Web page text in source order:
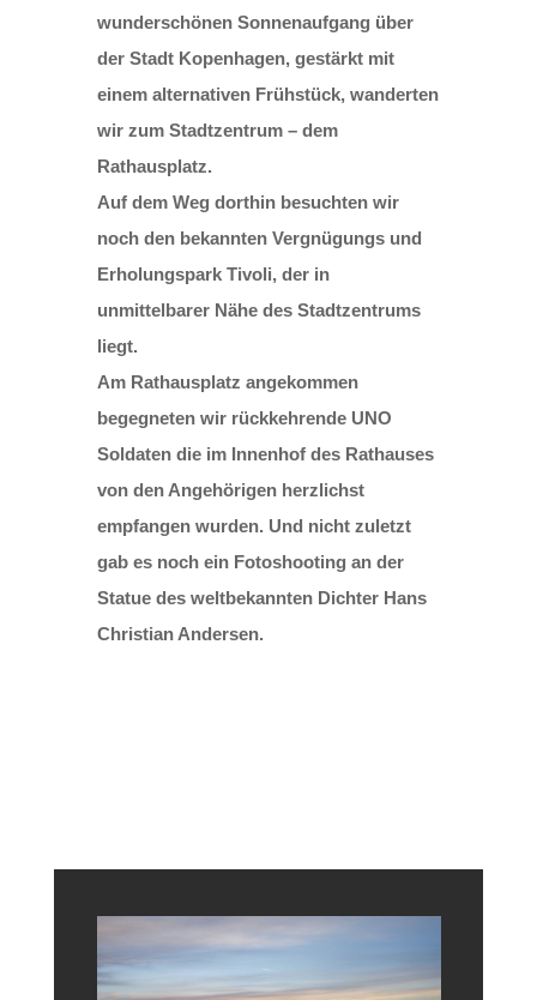
wunderschönen Sonnenaufgang über
der Stadt Kopenhagen, gestärkt mit
einem alternativen Frühstück, wanderten
wir zum Stadtzentrum – dem
Rathausplatz.
Auf dem Weg dorthin besuchten wir
noch den bekannten Vergnügungs und
Erholungspark Tivoli, der in
unmittelbarer Nähe des Stadtzentrums
liegt.
Am Rathausplatz angekommen
begegneten wir rückkehrende UNO
Soldaten die im Innenhof des Rathauses
von den Angehörigen herzlichst
empfangen wurden. Und nicht zuletzt
gab es noch ein Fotoshooting an der
Statue des weltbekannten Dichter Hans
Christian Andersen.